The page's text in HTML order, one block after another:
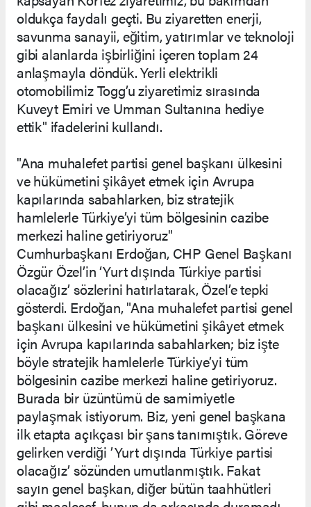
oldukça faydalı geçti. Bu ziyaretten enerji,
savunma sanayii, eğitim, yatırımlar ve teknoloji
gibi alanlarda işbirliğini içeren toplam 24
anlaşmayla döndük. Yerli elektrikli
otomobilimiz Togg’u ziyaretimiz sırasında
Kuveyt Emiri ve Umman Sultanına hediye
ettik" ifadelerini kullandı.
"Ana muhalefet partisi genel başkanı ülkesini
ve hükümetini şikâyet etmek için Avrupa
kapılarında sabahlarken, biz stratejik
hamlelerle Türkiye’yi tüm bölgesinin cazibe
merkezi haline getiriyoruz"
Cumhurbaşkanı Erdoğan, CHP Genel Başkanı
Özgür Özel’in ‘Yurt dışında Türkiye partisi
olacağız’ sözlerini hatırlatarak, Özel’e tepki
gösterdi. Erdoğan, "Ana muhalefet partisi genel
başkanı ülkesini ve hükümetini şikâyet etmek
için Avrupa kapılarında sabahlarken; biz işte
böyle stratejik hamlelerle Türkiye’yi tüm
bölgesinin cazibe merkezi haline getiriyoruz.
Burada bir üzüntümü de samimiyetle
paylaşmak istiyorum. Biz, yeni genel başkana
ilk etapta açıkçası bir şans tanımıştık. Göreve
gelirken verdiği ’Yurt dışında Türkiye partisi
olacağız’ sözünden umutlanmıştık. Fakat
sayın genel başkan, diğer bütün taahhütleri